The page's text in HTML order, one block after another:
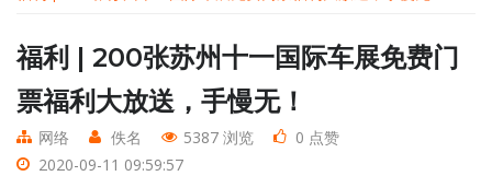
福利 | 200张苏州十一国际车展免费门
票福利大放送，手慢无！
网络 佚名 5387 浏览
0 点赞
2020-09-11 09:59:57